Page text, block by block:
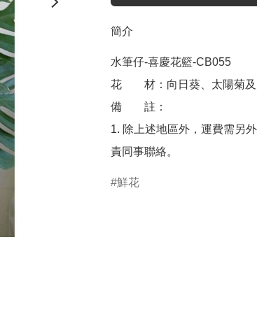
簡介
水筆仔-喜慶花籃-CB055
花　　材：向日葵、太陽菊
備　　註：
1. 除上述地區外，運費需另
責同事聯絡。
鮮花